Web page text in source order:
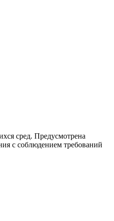
сред. Предусмотрена
с соблюдением требований